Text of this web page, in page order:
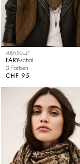
AUSVERKAUFT
FARYschal
3 Farben
CHF 95